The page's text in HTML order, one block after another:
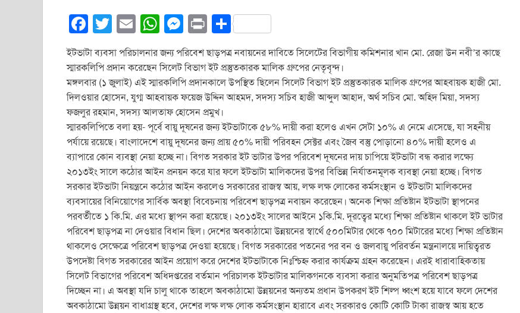
F
a
c
e
b
o
o
k
T
wi
tt
er
E
m
ail
W
at
s
A
p
p
M
e
ss
e
n
g
er
Pr
in
t
S
ar
e
ইটভাটা ব্যবসা পরিচালনার জন্য পরিবেশ ছাড়পত্র নবায়নের দাবিতে সিলেটের বিভাগীয় কমিশনার খান মো. রেজা উন নবী’র কাছে
স্মারকলিপি প্রদান করেছেন সিলেট বিভাগ ইট প্রস্তুতকারক মালিক গ্রুপের নেতৃবৃন্দ।
মঙ্গলবার (১ জুলাই) এই স্মারকলিপি প্রদানকালে উপস্থিত ছিলেন সিলেট বিভাগ ইট প্রস্তুতকারক মালিক গ্রুপের আহবায়ক হাজী মো.
দিলওয়ার হোসেন, যুগ্ম আহবায়ক ফয়েজ উদ্দিন আহমদ, সদস্য সচিব হাজী আব্দুল আহাদ, অর্থ সচিব মো. অহিদ মিয়া, সদস্য
ফজলুর রহমান, সদস্য আলতাফ হোসেন প্রমুখ।
স্মারকলিপিতে বলা হয়- পূর্বে বায়ু দূষনের জন্য ইটভাটাকে ৫৮% দায়ী করা হলেও এখন সেটা ১০% এ নেমে এসেছে, যা সহনীয়
পর্যায়ে রয়েছে। বাংলাদেশে বায়ু দূষনের জন্য প্রায় ৫০% দায়ী পরিবহন সেক্টর এবং জৈব বস্তু পোড়ানো ৪০% দায়ী হলেও এ
ব্যাপারে কোন ব্যবস্থা নেয়া হচ্ছে না। বিগত সরকার ইট ভাটার উপর পরিবেশ দূষনের দায় চাপিয়ে ইটভাটা বন্ধ করার লক্ষ্যে
২০১৩ইং সালে কঠোর আইন প্রনয়ন করে যার ফলে ইটভাটা মালিকদের উপর বিভিন্ন নির্যাতনমূলক ব্যবস্থা নেয়া হচ্ছে। বিগত
সরকার ইটভাটা নিয়ন্ত্রনে কঠোর আইন করলেও সরকারের রাজস্ব আয়, লক্ষ লক্ষ লোকের কর্মসংস্থান ও ইটভাটা মালিকদের
ব্যবসায়ের বিনিয়োগের সার্বিক অবস্থা বিবেচনায় পরিবেশ ছাড়পত্র নবায়ন করেছেন। অনেক শিক্ষা প্রতিষ্টান ইটভাটা স্থাপনের
পরবর্তীতে ১ কি.মি. এর মধ্যে স্থাপন করা হয়েছে। ২০১৩ইং সালের আইনে ১কি.মি. দূরত্বের মধ্যে শিক্ষা প্রতিষ্টান থাকলে ইট ভাটার
পরিবেশ ছাড়পত্র না দেওয়ার বিধান ছিল। দেশের অবকাঠামো উন্নয়নের স্বার্থে ৫০০মিটার থেকে ৭০০ মিটারের মধ্যে শিক্ষা প্রতিষ্টান
থাকলেও সেক্ষেত্রে পরিবেশ ছাড়পত্র দেওয়া হয়েছে। বিগত সরকারের পতনের পর বন ও জলবায়ু পরিবর্তন মন্ত্রনালয়ে দায়িত্বরত
উপদেষ্টা বিগত সরকারের আইন প্রয়োগ করে দেশের ইটভাটাকে নিঃশ্চিহ্ন করার কার্যক্রম গ্রহন করেছেন। এরই ধারাবাহিকতায়
সিলেট বিভাগের পরিবেশ অধিদপ্তরের বর্তমান পরিচালক ইটভাটার মালিকগনকে ব্যবসা করার অনুমতিপত্র পরিবেশ ছাড়পত্র
দিচ্ছেন না। এ অবস্থা যদি চালু থাকে তাহলে অবকাঠামো উন্নয়নের অন্যতম প্রধান উপকরণ ইট শিল্প ধ্বংশ হয়ে যাবে ফলে দেশের
অবকাঠামো উন্নয়ন বাধাগ্রস্থ হবে, দেশের লক্ষ লক্ষ লোক কর্মসংস্থান হারাবে এবং সরকারও কোটি কোটি টাকা রাজস্ব আয় হতে